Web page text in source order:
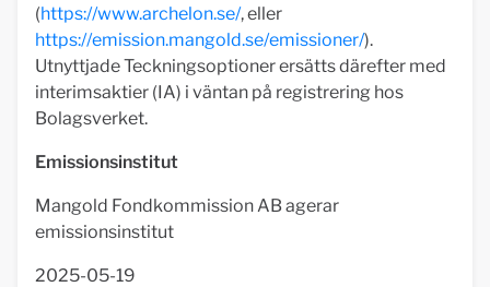
(https://www.archelon.se/, eller
https://emission.mangold.se/emissioner/).
Utnyttjade Teckningsoptioner ersätts därefter med
interimsaktier (IA) i väntan på registrering hos
Bolagsverket.
Emissionsinstitut
Mangold Fondkommission AB agerar
emissionsinstitut
2025-05-19